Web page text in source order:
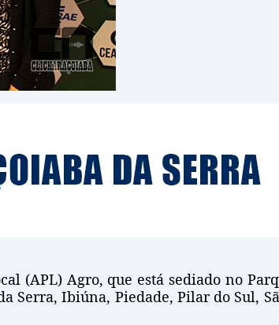
Agro, que está sediado no
Serra, Ibiúna, Piedade, Pilar do Sul,